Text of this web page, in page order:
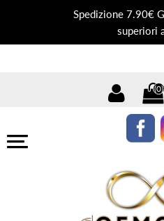
Spedizione 7.90€
superiori
(0)